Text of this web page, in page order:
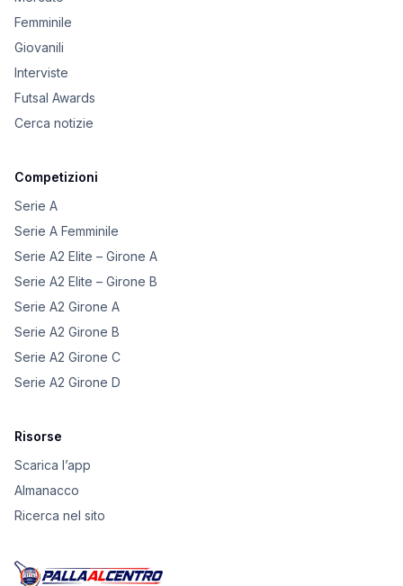
Femminile
Giovanili
Interviste
Futsal Awards
Cerca notizie
Competizioni
Serie A
Serie A Femminile
Serie A2 Elite – Girone A
Serie A2 Elite – Girone B
Serie A2 Girone A
Serie A2 Girone B
Serie A2 Girone C
Serie A2 Girone D
Risorse
Scarica l’app
Almanacco
Ricerca nel sito